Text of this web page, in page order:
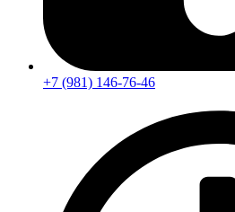
+7 (981) 146-76-46